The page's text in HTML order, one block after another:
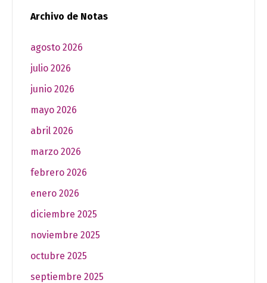
Archivo de Notas
agosto 2026
julio 2026
junio 2026
mayo 2026
abril 2026
marzo 2026
febrero 2026
enero 2026
diciembre 2025
noviembre 2025
octubre 2025
septiembre 2025